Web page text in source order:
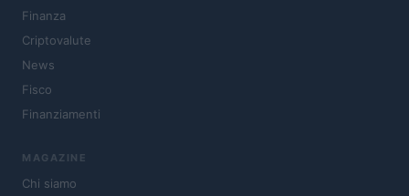
Finanza
Criptovalute
News
Fisco
Finanziamenti
MAGAZINE
Chi siamo